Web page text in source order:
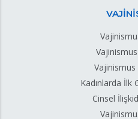
Kadınlarda İlk
Cinsel